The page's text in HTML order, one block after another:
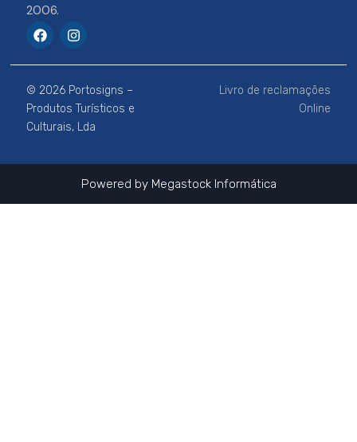
2006.
F
a
e
b
o
o
k
I
n
t
a
g
r
a
m
© 2026 Portosigns –
Produtos Turísticos e
Culturais, Lda
Livro de reclamações
Online
Powered by Megastock Informática